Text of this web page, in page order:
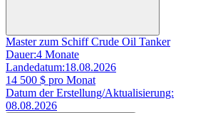
Master zum Schiff Crude Oil Tanker
Dauer:4 Monate
Landedatum:18.08.2026
14 500 $ pro Monat
Datum der Erstellung/Aktualisierung:
08.08.2026